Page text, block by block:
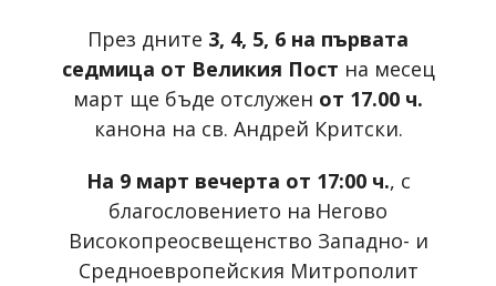
През дните 3, 4, 5, 6 на първата
седмица от Великия Пост на месец
март ще бъде отслужен от 17.00 ч.
канона на св. Андрей Критски.
На 9 март вечерта от 17:00 ч., с
благословението на Негово
Високопреосвещенство Западно- и
Средноевропейския Митрополит